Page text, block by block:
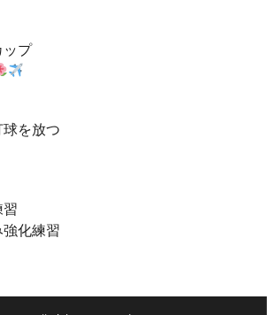
ップ
した！
ールパークへ到着
を放つ
ター！
打球を飛ばすパワー
ございました！⁡
習
化練習